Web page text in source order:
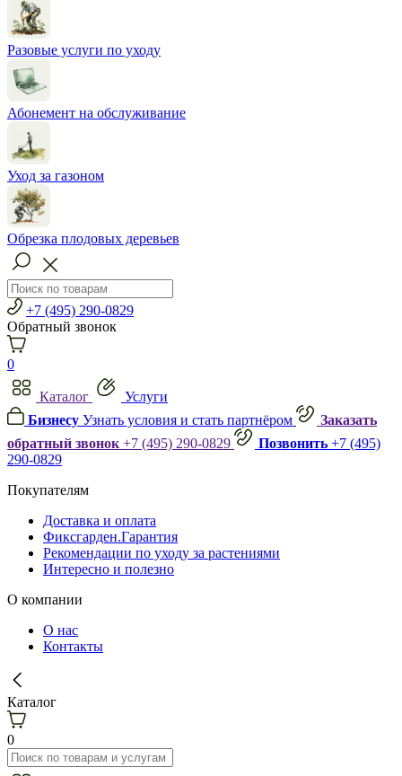
Разовые услуги по уходу
Абонемент на обслуживание
Уход за газоном
Обрезка плодовых деревьев
+7 (495) 290-0829
Обратный звонок
0
Каталог
Услуги
Бизнесу Узнать условия и стать партнёром
Заказать
обратный звонок +7 (495) 290-0829 Позвонить +7 (495)
290-0829
Покупателям
Доставка и оплата
Фиксгарден.Гарантия
Рекомендации по уходу за растениями
Интересно и полезно
О компании
О нас
Контакты
Каталог
0